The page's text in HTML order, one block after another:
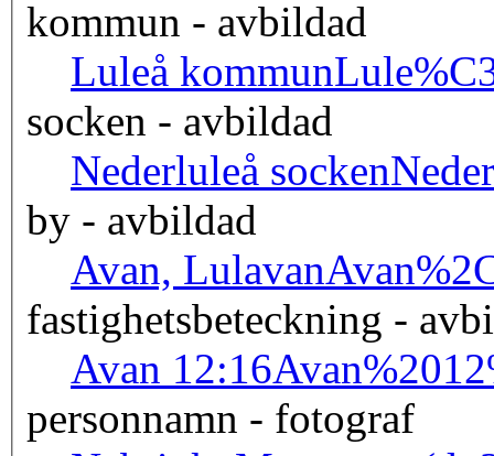
kommun - avbildad
Luleå kommun
socken - avbildad
Nederluleå socken
by - avbildad
Avan, Lulavan
fastighetsbeteckning -
Avan 12:16
personnamn - fotograf